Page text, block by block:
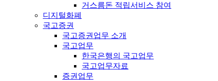
거스름돈 적립서비스 참여
디지털화폐
국고증권
국고증권업무 소개
국고업무
한국은행의 국고업무
국고업무자료
증권업무